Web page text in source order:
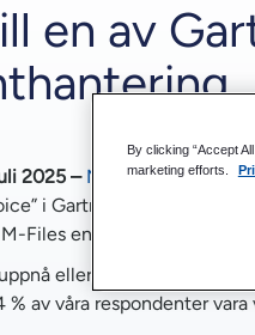
en av
2025 – M-Files,
i Gartner Peer Insights
Files en av fyra
eller överträffa
% av våra respondenter
By clicking “Accept
marketing efforts.